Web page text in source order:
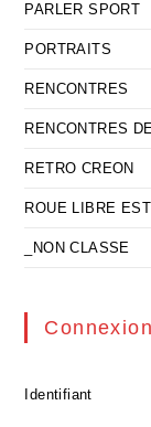
PARLER SPORT
PORTRAITS
RENCONTRES
RENCONTRES
RETRO CREON
ROUE LIBRE
_NON CLASSE
Connexion
Identifiant